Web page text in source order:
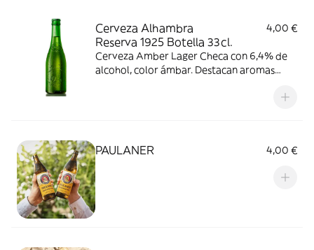
Cerveza Alhambra
Reserva 1925 Botella 33cl.
4,00 €
Cerveza Amber Lager Checa con 6,4% de
alcohol, color ámbar. Destacan aromas
PAULANER 4,00 €